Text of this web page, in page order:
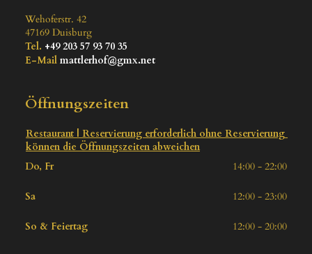
Wehoferstr. 42
47169 Duisburg
Tel. +49 203 57 93 70 35
E-Mail mattlerhof@gmx.net
Öffnungszeiten
Restaurant | Reservierung erforderlich ohne Reservierung
können die Öffnungszeiten abweichen
Do, Fr
14:00 - 22:00
Sa 12:00 - 23:00
So & Feiertag 12:00 - 20:00